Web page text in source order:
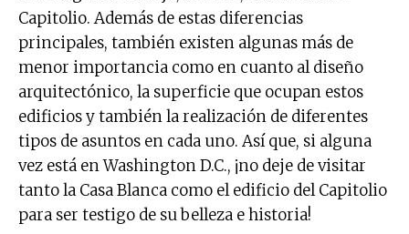
Capitolio. Además de estas diferencias
principales, también existen algunas más de
menor importancia como en cuanto al diseño
arquitectónico, la superficie que ocupan estos
edificios y también la realización de diferentes
tipos de asuntos en cada uno. Así que, si alguna
vez está en Washington D.C., ¡no deje de visitar
tanto la Casa Blanca como el edificio del Capitolio
para ser testigo de su belleza e historia!